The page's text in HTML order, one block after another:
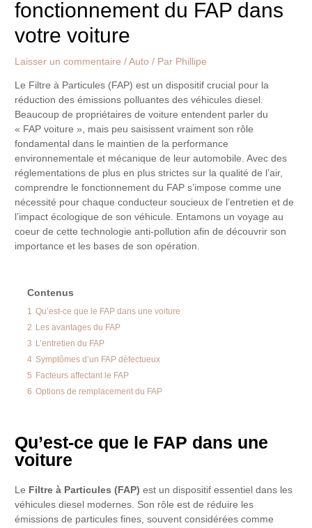
fonctionnement du FAP dans
votre voiture
Laisser un commentaire /Auto / Par Phillipe
Le Filtre à Particules (FAP) est un dispositif crucial pour la
réduction des émissions polluantes des véhicules diesel.
Beaucoup de propriétaires de voiture entendent parler du
« FAP voiture », mais peu saisissent vraiment son rôle
fondamental dans le maintien de la performance
environnementale et mécanique de leur automobile. Avec des
réglementations de plus en plus strictes sur la qualité de l’air,
comprendre le fonctionnement du FAP s’impose comme une
nécessité pour chaque conducteur soucieux de l’entretien et de
l’impact écologique de son véhicule. Entamons un voyage au
coeur de cette technologie anti-pollution afin de découvrir son
importance et les bases de son opération.
Contenus
1 Qu’est-ce que le FAP dans une voiture
2 Les avantages du FAP
3 L’entretien du FAP
4 Symptômes d’un FAP défectueux
5 Facteurs affectant le FAP
6 Options de remplacement du FAP
Qu’est-ce que le FAP dans une
voiture
Le Filtre à Particules (FAP) est un dispositif essentiel dans les
véhicules diesel modernes. Son rôle est de réduire les
émissions de particules fines, souvent considérées comme